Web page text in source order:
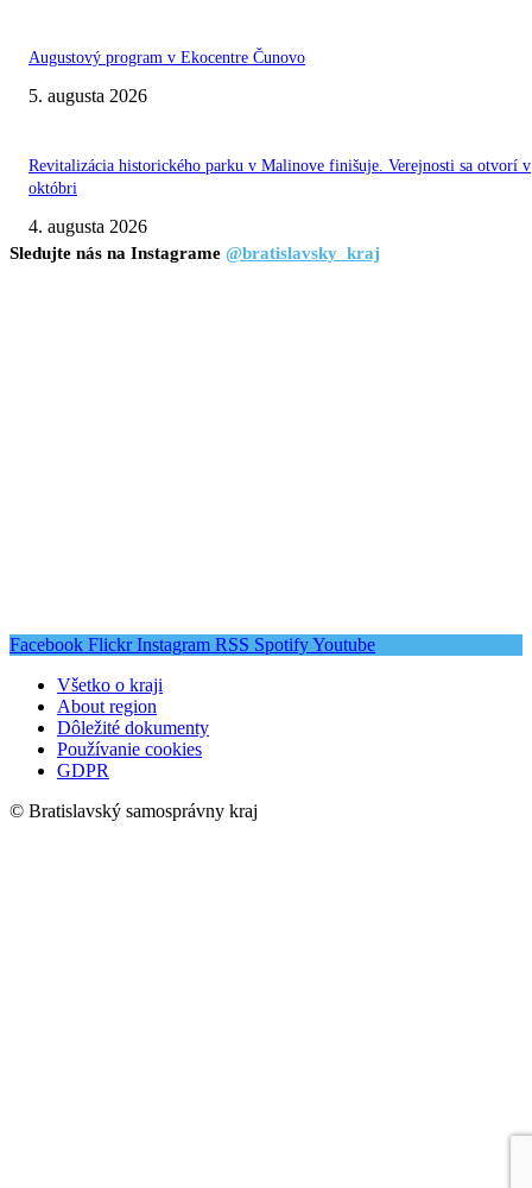
Augustový program v Ekocentre Čunovo
5. augusta 2026
Revitalizácia historického parku v Malinove finišuje. Verejnosti sa otvorí v
októbri
4. augusta 2026
Sledujte nás na Instagrame @bratislavsky_kraj
Facebook Flickr Instagram RSS SpotifyYoutube
Všetko o kraji
About region
Dôležité dokumenty
Používanie cookies
GDPR
© Bratislavský samosprávny kraj